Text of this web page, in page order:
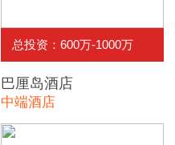
总投资：600万-1000万
巴厘岛酒店
中端酒店